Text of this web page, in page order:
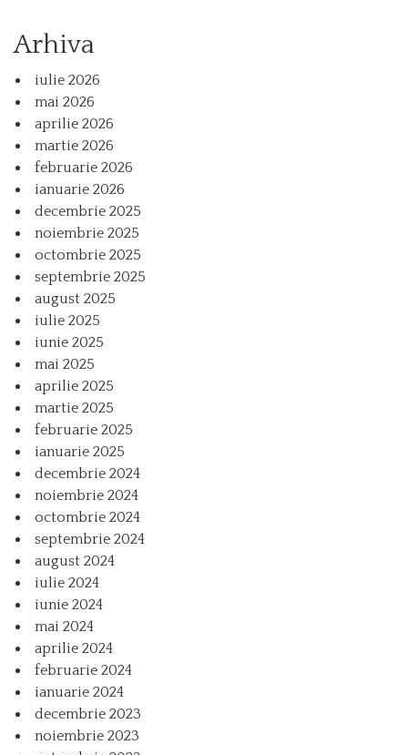
Arhiva
iulie 2026
mai 2026
aprilie 2026
martie 2026
februarie 2026
ianuarie 2026
decembrie 2025
noiembrie 2025
octombrie 2025
septembrie 2025
august 2025
iulie 2025
iunie 2025
mai 2025
aprilie 2025
martie 2025
februarie 2025
ianuarie 2025
decembrie 2024
noiembrie 2024
octombrie 2024
septembrie 2024
august 2024
iulie 2024
iunie 2024
mai 2024
aprilie 2024
februarie 2024
ianuarie 2024
decembrie 2023
noiembrie 2023